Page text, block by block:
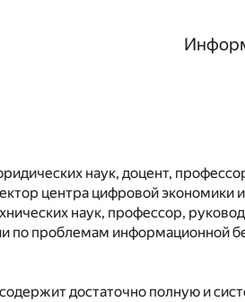
наук, доцент,
центра цифровой
наук, профессор,
по проблемам информационной
достаточно полную и